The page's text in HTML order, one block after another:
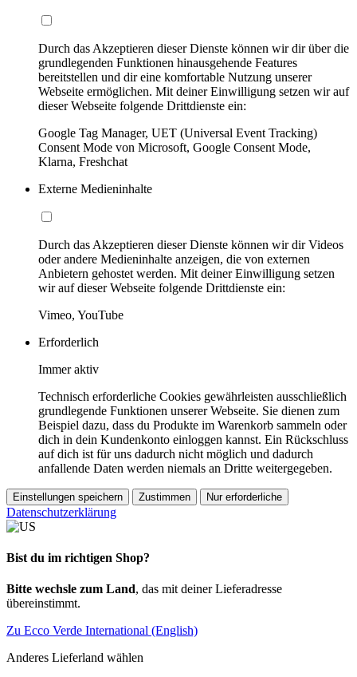
Durch das Akzeptieren dieser Dienste können wir dir über die
grundlegenden Funktionen hinausgehende Features
bereitstellen und dir eine komfortable Nutzung unserer
Webseite ermöglichen. Mit deiner Einwilligung setzen wir auf
dieser Webseite folgende Drittdienste ein:
Google Tag Manager, UET (Universal Event Tracking)
Consent Mode von Microsoft, Google Consent Mode,
Klarna, Freshchat
Externe Medieninhalte
Durch das Akzeptieren dieser Dienste können wir dir Videos
oder andere Medieninhalte anzeigen, die von externen
Anbietern gehostet werden. Mit deiner Einwilligung setzen
wir auf dieser Webseite folgende Drittdienste ein:
Vimeo, YouTube
Erforderlich
Immer aktiv
Technisch erforderliche Cookies gewährleisten ausschließlich
grundlegende Funktionen unserer Webseite. Sie dienen zum
Beispiel dazu, dass du Produkte im Warenkorb sammeln oder
dich in dein Kundenkonto einloggen kannst. Ein Rückschluss
auf dich ist für uns dadurch nicht möglich und dadurch
anfallende Daten werden niemals an Dritte weitergegeben.
Einstellungen speichern Zustimmen Nur erforderliche
Datenschutzerklärung
Bist du im richtigen Shop?
Bitte wechsle zum Land, das mit deiner Lieferadresse
übereinstimmt.
Zu Ecco Verde International (English)
Anderes Lieferland wählen